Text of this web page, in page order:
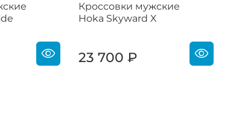
Кроссовки мужские
Hoka Skyward X
23 700 ₽